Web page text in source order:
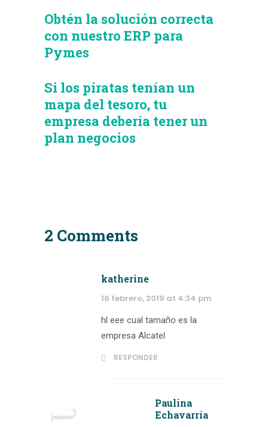
Obtén la solución correcta
con nuestro ERP para
Pymes
Si los piratas tenían un
mapa del tesoro, tu
empresa debería tener un
plan negocios
2 Comments
katherine
16 febrero, 2019 at 4:34 pm
hl eee cual tamaño es la
empresa Alcatel
RESPONDER
Paulina
Echavarría